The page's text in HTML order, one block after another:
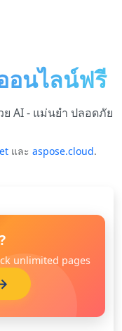
อนไลน์ฟรี
AI - แม่นยำ ปลอดภัย
และ aspose.cloud.
unlimited pages